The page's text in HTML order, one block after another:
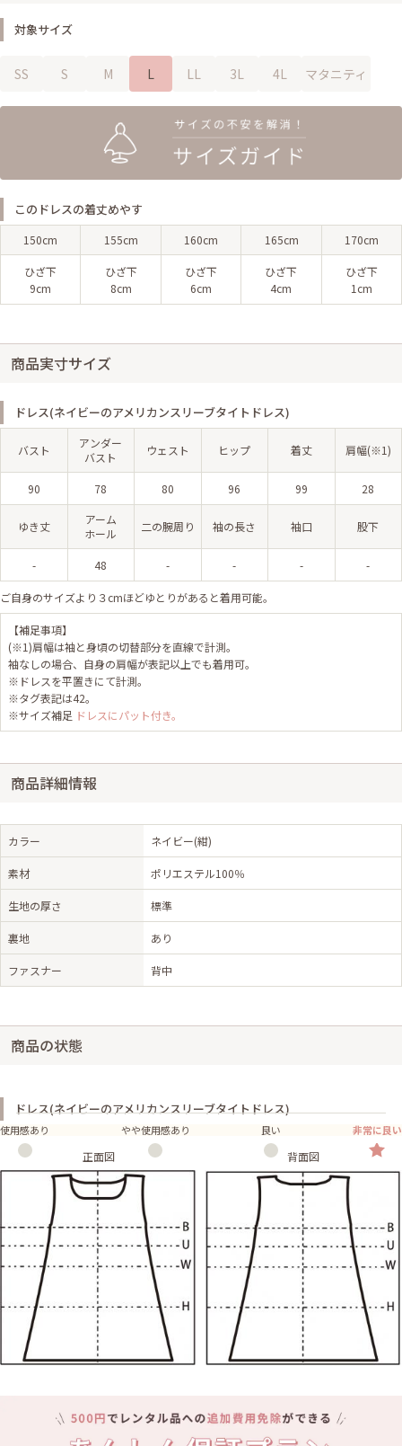
対象サイズ
SS S M L LL 3L 4L マタニティ
このドレスの着丈めやす
150cm 155cm 160cm 165cm 170cm
ひざ下
9cm
ひざ下
8cm
ひざ下
6cm
ひざ下
4cm
ひざ下
1cm
商品実寸サイズ
ドレス(ネイビーのアメリカンスリーブタイトドレス)
バスト
アンダー
バスト
ウェスト ヒップ 着丈 肩幅(※1)
90 78 80 96 99 28
ゆき丈
アーム
ホール
二の腕周り 袖の長さ 袖口 股下
- 48 - - - -
ご自身のサイズより３cmほどゆとりがあると着用可能。
【補足事項】
(※1)肩幅は袖と身頃の切替部分を直線で計測。
袖なしの場合、自身の肩幅が表記以上でも着用可。
※ドレスを平置きにて計測。
※タグ表記は42。
※サイズ補足 ドレスにパット付き。
商品詳細情報
カラー ネイビー(紺)
素材 ポリエステル100％
生地の厚さ 標準
裏地 あり
ファスナー 背中
商品の状態
ドレス(ネイビーのアメリカンスリーブタイトドレス)
使用感あり やや使用感あり 良い 非常に良い
正面図 背面図